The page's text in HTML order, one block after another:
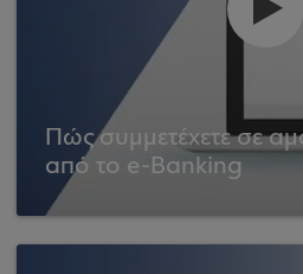
Πώς συμμετέχετε σε
από το e-Banking